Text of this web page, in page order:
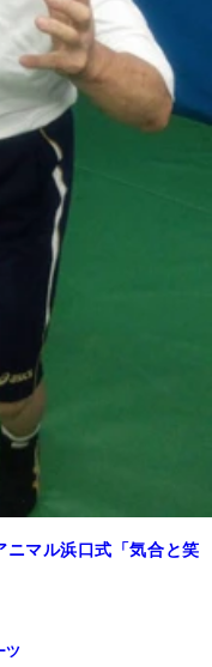
ニマル浜口式「気合と笑
ツ